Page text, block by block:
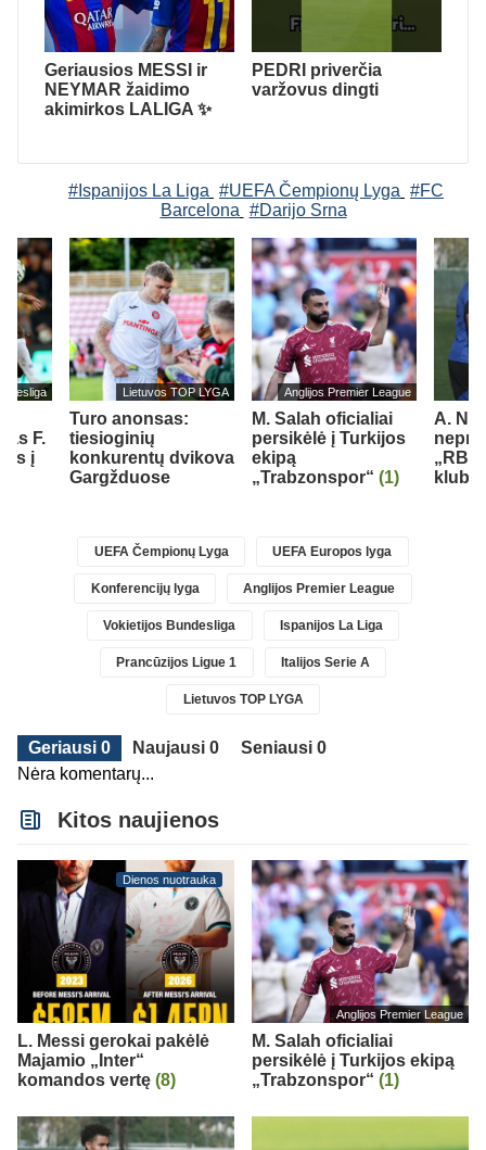
Geriausios MESSI ir
NEYMAR žaidimo
akimirkos LALIGA ✨
PEDRI priverčia
varžovus dingti
#Ispanijos La Liga #UEFA Čempionų Lyga #FC
Barcelona #Darijo Srna
F.
į
Lietuvos TOP LYGA
Turo anonsas:
tiesioginių
konkurentų dvikova
Gargžduose
Anglijos Premier League
M. Salah oficialiai
persikėlė į Turkijos
ekipą
„Trabzonspor“ (1)
A.
„RB
UEFA Čempionų Lyga UEFA Europos lyga
Konferencijų lyga Anglijos Premier League
Vokietijos Bundesliga Ispanijos La Liga
Prancūzijos Ligue 1 Italijos Serie A
Lietuvos TOP LYGA
Geriausi 0 Naujausi 0
Seniausi 0
Nėra komentarų...
Kitos naujienos
Dienos nuotrauka
L. Messi gerokai pakėlė
Majamio „Inter“
komandos vertę (8)
Anglijos Premier League
M. Salah oficialiai
persikėlė į Turkijos ekipą
„Trabzonspor“ (1)